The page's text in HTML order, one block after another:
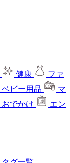
健康
ファ
ベビー用品
マ
おでかけ
エン